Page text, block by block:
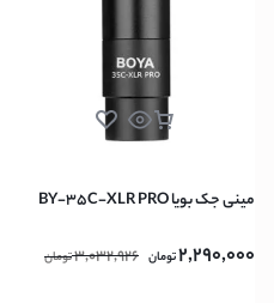
مینی جک بویا BY-35C-XLR PRO
2,290,000تومان 3,032,926تومان